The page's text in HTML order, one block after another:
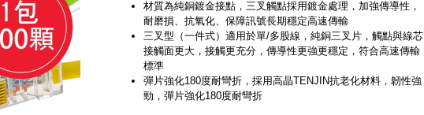
材質為純銅鍍金接點，三叉觸點採用鍍金處理，加強傳導性，
耐磨損、抗氧化、保障訊號長期穩定高速傳輸
三叉型（一件式）適用於單/多股線，純銅三叉片，觸點與線芯
接觸面更大，接觸更充分，傳導性更強更穩定，符合高速傳輸
標準
彈片強化180度耐彎折，採用高晶TENJIN抗老化材料，韌性強
勁，彈片強化180度耐彎折